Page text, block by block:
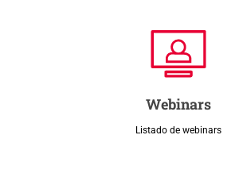
Webinars
Listado de webinars